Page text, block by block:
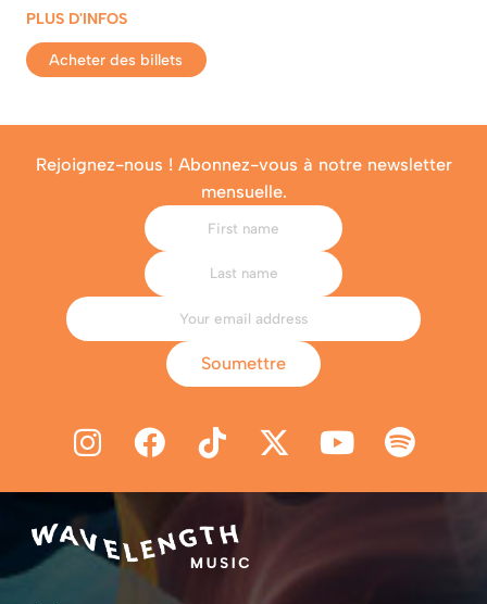
PLUS D'INFOS
Acheter des billets
Rejoignez-nous ! Abonnez-vous à notre newsletter
mensuelle.
Soumettre